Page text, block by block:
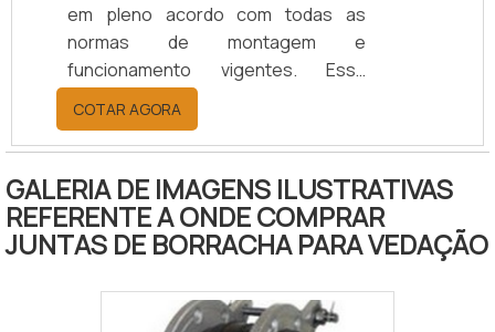
em pleno acordo com todas as
normas de montagem e
funcionamento vigentes. Essa
obrigatoriedade se justifica pois o
equipamento faz parte de um
sistema que realiza o controle de
pressão em caminhões.Funções do
equipamento Manter e controlar as
pressões especificadas para os
qualquer caminhão; Instalado em um
aparelho semelhante a um rádio;
COTAR AGORA
GALERIA DE IMAGENS ILUSTRATIVAS
REFERENTE A ONDE COMPRAR
JUNTAS DE BORRACHA PARA VEDAÇÃO